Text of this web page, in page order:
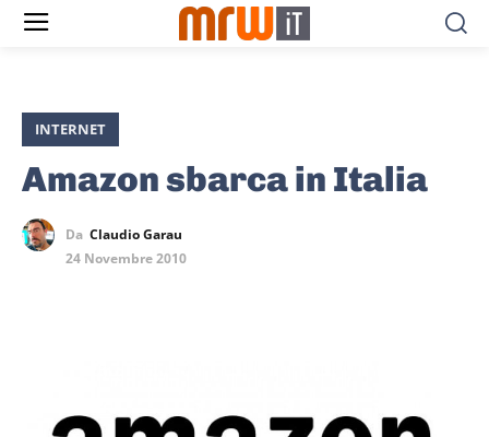
INTERNET
Amazon sbarca in Italia
Da Claudio Garau
24 Novembre 2010